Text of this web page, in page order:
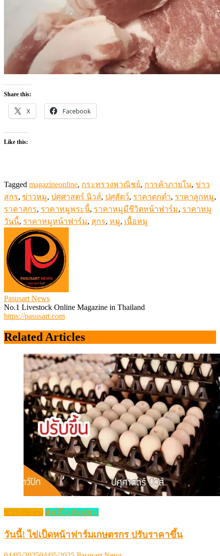
Share this:
X Facebook
Like this:
Tagged magazineonline, กระทรวงพาณิชย์, การค้าภายใน, ข่าว
สุกร, ข่าวหมู, ปศุศาสตร์ นิวส์, ปศุสัตว์, ราคาตกต่ำ, ราคาลูกหมู,
ราคาสุกร, ราคาหมูพระนี้, ราคาหมูมีชีวิตหน้าฟาร์ม, ราคาหมู
วันนี้, ราคาหมูหน้าฟาร์ม, สุกร, หมู, เนื้อหมู
Pasusart News
No.1 Livestock Online Magazine in Thailand
https://pasusart.com
Related Articles
ข่าว (News) สัตว์ปีก (Poultry)
วันนี้! ไข่เป็ดหน้าฟาร์มเกษตรกร ปรับราคาขึ้น